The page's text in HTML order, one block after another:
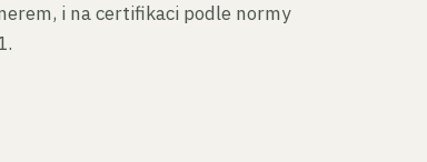
i na certifikaci podle normy